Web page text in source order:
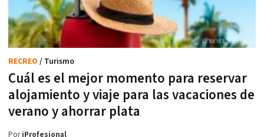
Cuál es el mejor momento para reservar
alojamiento y viaje para las vacaciones de
verano y ahorrar plata
RECREO / Turismo
PoriProfesional